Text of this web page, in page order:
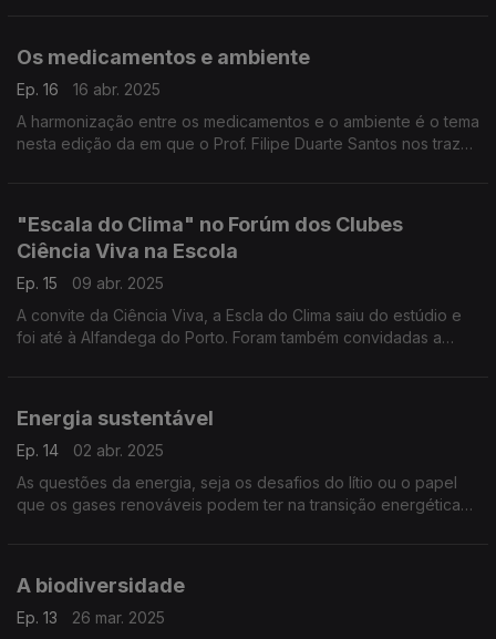
Os medicamentos e ambiente
Ep. 16
16 abr. 2025
A harmonização entre os medicamentos e o ambiente é o tema
nesta edição da em que o Prof. Filipe Duarte Santos nos traz
"Escala do Clima" no Forúm dos Clubes
Ciência Viva na Escola
Ep. 15
09 abr. 2025
A convite da Ciência Viva, a Escla do Clima saiu do estúdio e
foi até à Alfandega do Porto. Foram também convidadas a
Energia sustentável
Ep. 14
02 abr. 2025
As questões da energia, seja os desafios do lítio ou o papel
que os gases renováveis podem ter na transição energética
A biodiversidade
Ep. 13
26 mar. 2025